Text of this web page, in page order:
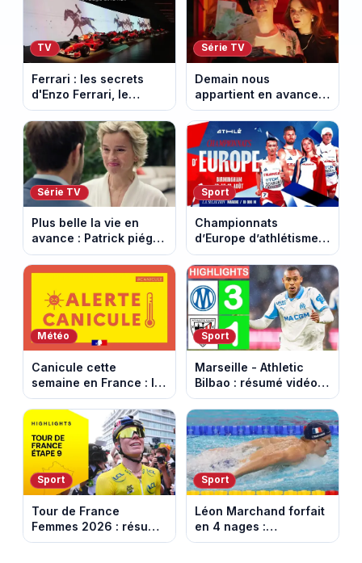
TV
Ferrari : les secrets
d'Enzo Ferrari, le
fondateur de la
marque mythique au
cheval cabré
Série TV
Demain nous
appartient en avance :
Alex face à un choix
décisif. Episode du 11
août 2026.
Série TV
Plus belle la vie en
avance : Patrick piégé
par la DGSE. Episode
du 11 août 2026
Sport
Championnats
d’Europe d’athlétisme
2026 : le programme
complet à Birmingham
sur France Télévisions
Météo
Canicule cette
semaine en France : le
pic de chaleur attendu
entre mercredi et jeudi
Sport
Marseille - Athletic
Bilbao : résumé vidéo
du match amical au
Stade Vélodrome (9
août 2026)
Sport
Tour de France
Femmes 2026 : résumé
vidéo de la dernière
Sport
Léon Marchand forfait
en 4 nages :
découvrez son